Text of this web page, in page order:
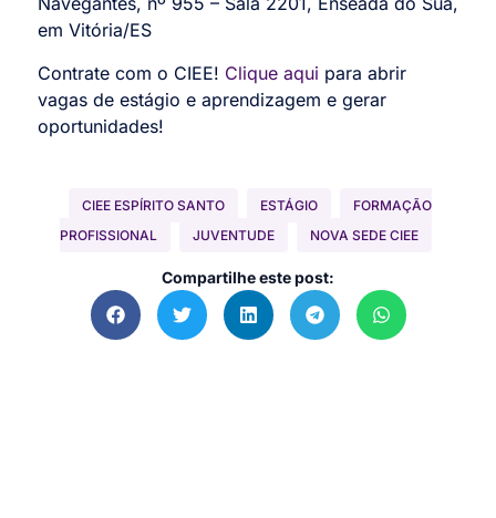
em Vitória/ES
Contrate com o CIEE! Clique aqui para abrir
vagas de estágio e aprendizagem e gerar
oportunidades!
CIEE ESPÍRITO SANTO ESTÁGIO
FORMAÇÃO
PROFISSIONAL
JUVENTUDE NOVA SEDE CIEE
Compartilhe este post: